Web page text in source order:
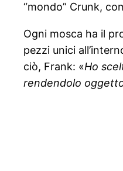
“mondo” Crunk,
Ogni mosca ha il
pezzi unici
ciò, Frank: «Ho
rendendolo